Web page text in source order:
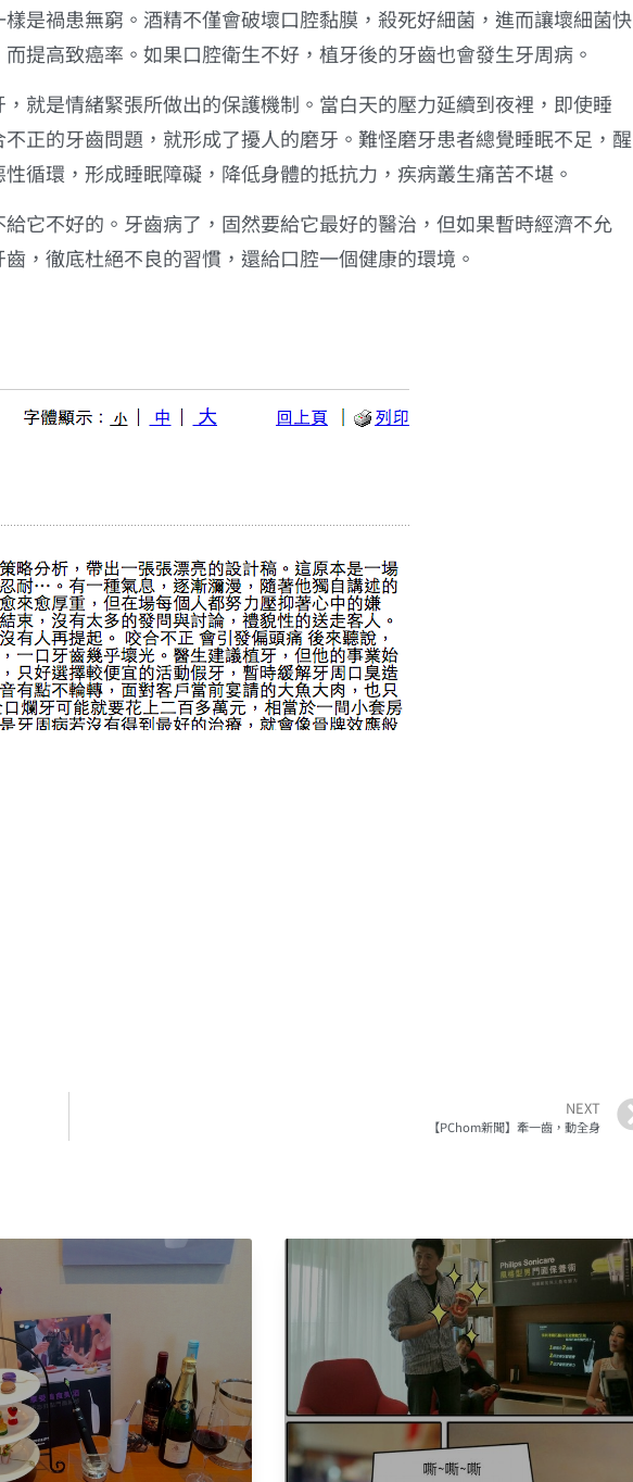
是禍患無窮。酒精不僅會破壞口腔黏膜，殺死好細菌，進而讓壞細菌快
提高致癌率。如果口腔衛生不好，植牙後的牙齒也會發生牙周病。
就是情緒緊張所做出的保護機制。當白天的壓力延續到夜裡，即使睡
正的牙齒問題，就形成了擾人的磨牙。難怪磨牙患者總覺睡眠不足，醒
循環，形成睡眠障礙，降低身體的抵抗力，疾病叢生痛苦不堪。
它不好的。牙齒病了，固然要給它最好的醫治，但如果暫時經濟不允
，徹底杜絕不良的習慣，還給口腔一個健康的環境。
NEXT
【PChom新聞】牽一齒，動全身